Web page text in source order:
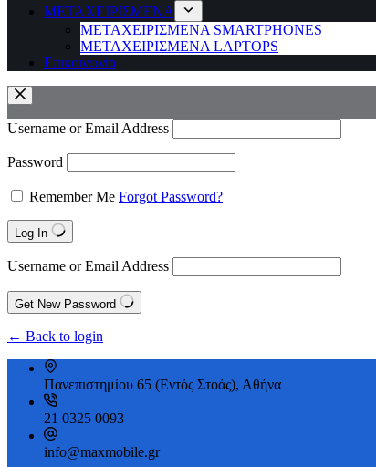
ΜΕΤΑΧΕΙΡΙΣΜΕΝΑ
ΜΕΤΑΧΕΙΡΙΣΜΕΝΑ SMARTPHONES
ΜΕΤΑΧΕΙΡΙΣΜΕΝΑ LAPTOPS
Επικοινωνία
Username or Email Address
Password
Remember Me Forgot Password?
Log In
Username or Email Address
Get New Password
← Back to login
Πανεπιστημίου 65 (Εντός Στοάς), Αθήνα
21 0325 0093
info@maxmobile.gr